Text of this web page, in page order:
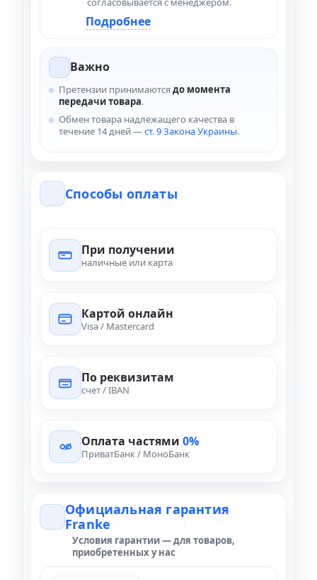
Подробнее
Важно
Претензии принимаются до момента
передачи товара.
Обмен товара надлежащего качества в
течение 14 дней —ст. 9 Закона Украины.
Способы оплаты
При получении
наличные или карта
Картой онлайн
Visa / Mastercard
По реквизитам
счет / IBAN
Оплата частями 0%
ПриватБанк / МоноБанк
Официальная гарантия
Franke
Условия гарантии — для товаров,
приобретенных у нас